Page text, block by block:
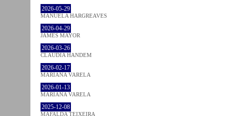
2026-05-29
MANUELA HARGREAVES
2026-04-29
JAMES MAYOR
2026-03-26
CLÁUDIA HANDEM
2026-02-17
MARIANA VARELA
2026-01-13
MARIANA VARELA
2025-12-08
MAFALDA TEIXEIRA